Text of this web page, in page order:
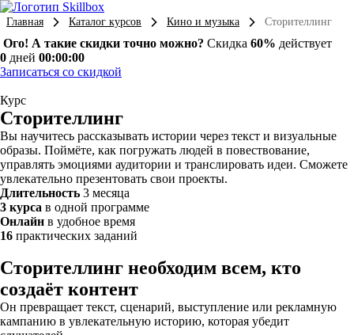
Главная Каталог курсов Кино и музыка Сторителлинг
Ого! А такие скидки точно можно? Скидка 60% действует
0 дней 00:00:00
Записаться со скидкой
Курс
Сторителлинг
Вы научитесь рассказывать истории через текст и визуальные
образы. Поймёте, как погружать людей в повествование,
управлять эмоциями аудитории и транслировать идеи. Сможете
увлекательно презентовать свои проекты.
Длительность 3 месяца
3 курса в одной программе
Онлайн в удобное время
16 практических заданий
Сторителлинг необходим всем, кто
создаёт контент
Он превращает текст, сценарий, выступление или рекламную
кампанию в увлекательную историю, которая убедит